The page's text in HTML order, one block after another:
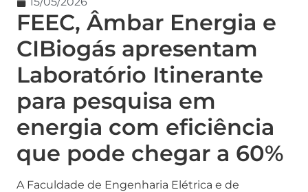
FEEC, Âmbar Energia e
CIBiogás apresentam
Laboratório Itinerante
para pesquisa em
energia com eficiência
que pode chegar a 60%
A Faculdade de Engenharia Elétrica e de